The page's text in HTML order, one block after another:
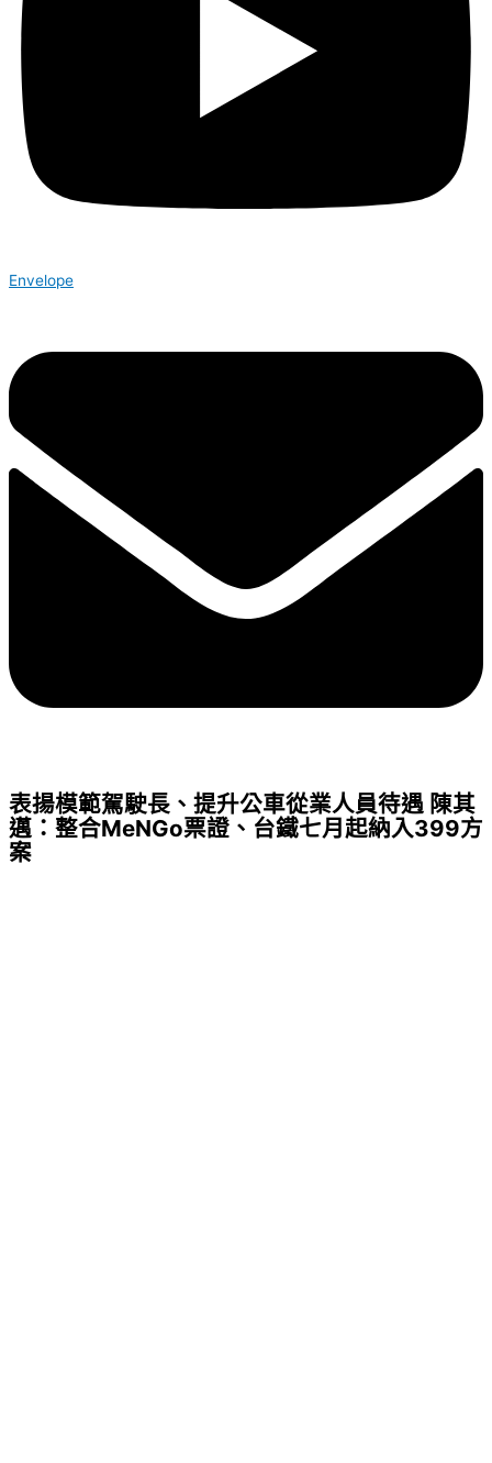
Envelope
表揚模範駕駛長、提升公車從業人員待遇 陳其
邁：整合MeNGo票證、台鐵七月起納入399方
案